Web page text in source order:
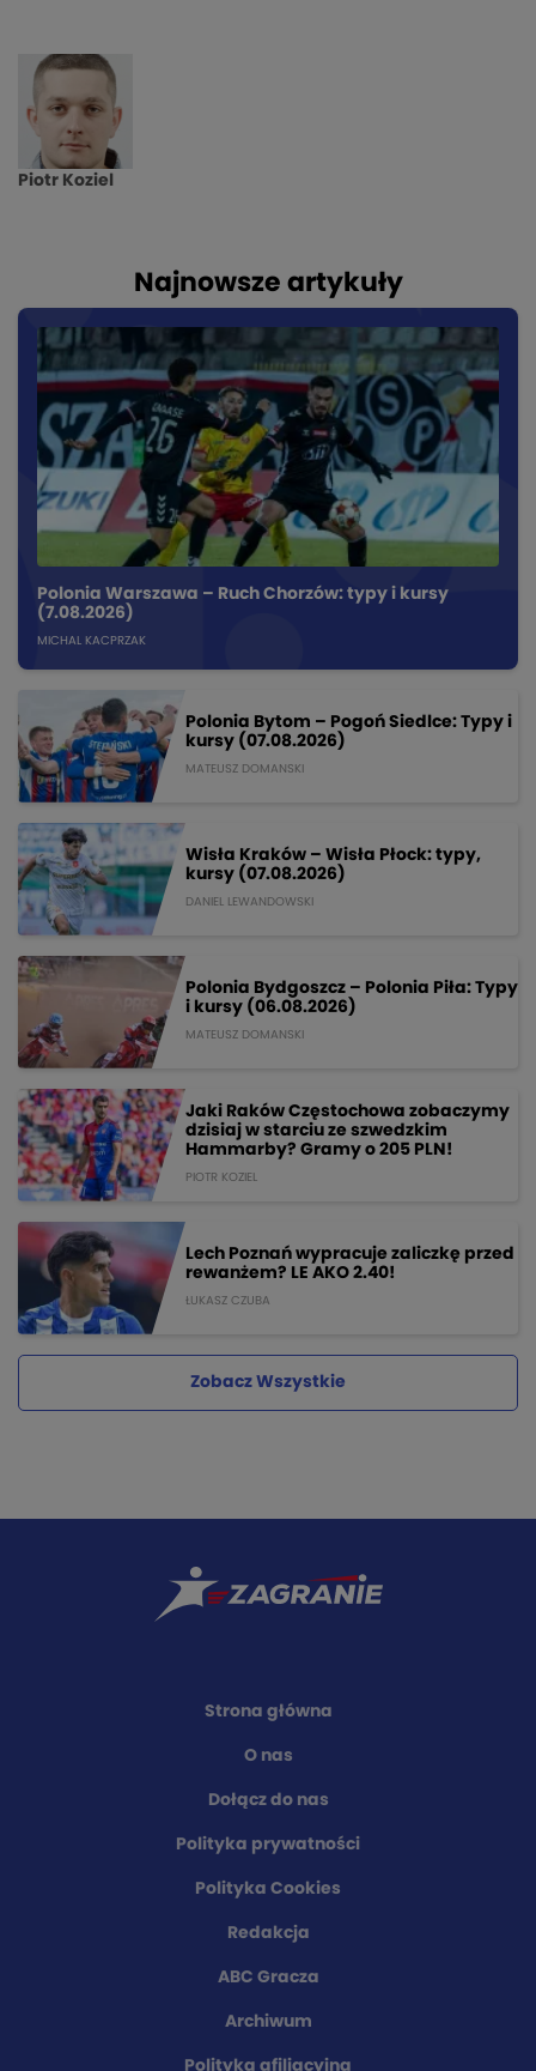
Piotr Koziel
Najnowsze artykuły
Polonia Warszawa – Ruch Chorzów: typy i kursy
(7.08.2026)
MICHAL KACPRZAK
Polonia Bytom – Pogoń Siedlce: Typy i
kursy (07.08.2026)
MATEUSZ DOMANSKI
Wisła Kraków – Wisła Płock: typy,
kursy (07.08.2026)
DANIEL LEWANDOWSKI
Polonia Bydgoszcz – Polonia Piła: Typy
i kursy (06.08.2026)
MATEUSZ DOMANSKI
Jaki Raków Częstochowa zobaczymy
dzisiaj w starciu ze szwedzkim
Hammarby? Gramy o 205 PLN!
PIOTR KOZIEL
Lech Poznań wypracuje zaliczkę przed
rewanżem? LE AKO 2.40!
ŁUKASZ CZUBA
Zobacz Wszystkie
Strona główna
O nas
Dołącz do nas
Polityka prywatności
Polityka Cookies
Redakcja
ABC Gracza
Archiwum
Polityka afiliacyjna